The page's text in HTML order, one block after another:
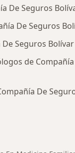
De Seguros
De Seguros
Seguros Bolívar
de Compañía
De